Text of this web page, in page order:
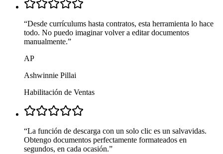
“Desde currículums hasta contratos, esta herramienta lo hace
todo. No puedo imaginar volver a editar documentos
manualmente.”
AP
Ashwinnie Pillai
Habilitación de Ventas
“La función de descarga con un solo clic es un salvavidas.
Obtengo documentos perfectamente formateados en
segundos, en cada ocasión.”